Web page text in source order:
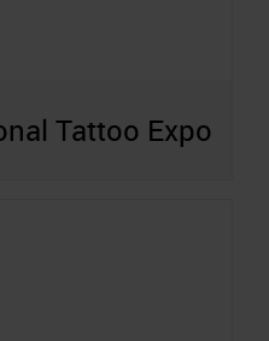
Tattoo Expo